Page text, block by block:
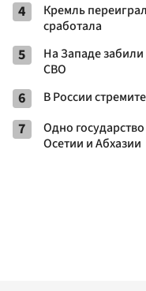
4
Кремль
сработала
5
На Западе
СВО
6 В России
7
Одно
Осетии и Абхазии